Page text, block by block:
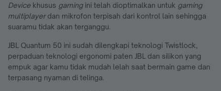
Device khusus gaming ini telah dioptimalkan untuk gaming
multiplayerdan mikrofon terpisah dari kontrol lain sehingga
suaramu tidak akan terganggu.
JBL Quantum 50 ini sudah dilengkapi teknologi Twistlock,
perpaduan teknologi ergonomi paten JBL dan silikon yang
empuk agar kamu tidak mudah lelah saat bermain game dan
terpasang nyaman di telinga.